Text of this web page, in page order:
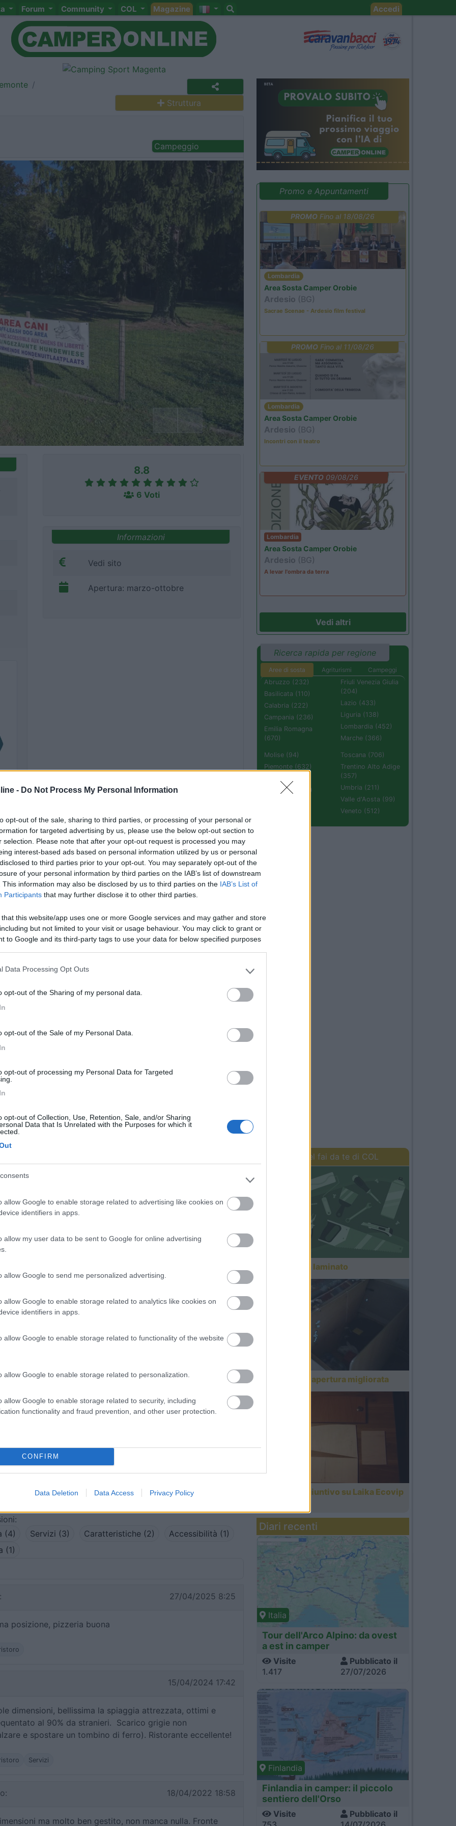
- Do Not Process My Personal Information
opt-out of the sale, sharing to third parties, or processing of your personal or
for targeted advertising by us, please use the below opt-out section to
selection. Please note that after your opt-out request is processed you may
interest-based ads based on personal information utilized by us or personal
to third parties prior to your opt-out. You may separately opt-out of the
of your personal information by third parties on the IAB’s list of downstream
This information may also be disclosed by us to third parties on the IAB’s List of
Participants that may further disclose it to other third parties.
that this website/app uses one or more Google services and may gather and store
but not limited to your visit or usage behaviour. You may click to grant or
to Google and its third-party tags to use your data for below specified purposes
Data Processing Opt Outs
opt-out of the Sharing of my personal data.
opt-out of the Sale of my Personal Data.
opt-out of processing my Personal Data for Targeted
opt-out of Collection, Use, Retention, Sale, and/or Sharing
Data that Is Unrelated with the Purposes for which it
allow Google to enable storage related to advertising like cookies on
identifiers in apps.
allow my user data to be sent to Google for online advertising
allow Google to send me personalized advertising.
allow Google to enable storage related to analytics like cookies on
identifiers in apps.
allow Google to enable storage related to functionality of the website
allow Google to enable storage related to personalization.
allow Google to enable storage related to security, including
functionality and fraud prevention, and other user protection.
CONFIRM
Data Deletion Data Access Privacy Policy
Forum Community COL Magazine Accedi
Struttura
Campeggio
8.8
6 Voti
Informazioni
Vedi sito
Apertura: marzo-ottobre
tra Arona e Stresa, la struttura offre una zona villaggio
con solarium, e un'area separata con 3 tipologie di
allaccio elettrico, 2 edifici sanitari con bagni anche per
zona lavanderia, mini market, animazione, baby club e
service.
Carica foto
(4) Servizi (3) Caratteristiche (2)
Accessibilità (1)
(1)
27/04/2025 8:25
posizione, pizzeria buona
15/04/2024 17:42
dimensioni, bellissima la spiaggia attrezzata, ottimi e
al 90% da stranieri. Scarico grigie non
e spostare un tombino di ferro). Ristorante eccellente!
Servizi
18/04/2022 18:58
ma molto ben gestito, non manca nulla. Fronte
Promo e Appuntamenti
PROMO Fino al 18/08/26
Lombardia
Area Sosta Camper Orobie
Ardesio (BG)
Sacrae Scenae - Ardesio film festival
PROMO Fino al 11/08/26
Lombardia
Area Sosta Camper Orobie
Ardesio (BG)
Incontri con il teatro
EVENTO09/08/26
Lombardia
Area Sosta Camper Orobie
Ardesio (BG)
A levar l'ombra da terra
Vedi altri
Ricerca rapida per regione
Aree di sosta Agriturismi
Campeggi
Abruzzo (232)
Basilicata (110)
Calabria (222)
Campania (236)
Emilia Romagna
(670)
Friuli Venezia Giulia
(204)
Lazio (433)
Liguria (138)
Lombardia (452)
Marche (366)
Molise (94)
Piemonte (632)
Sardegna (336)
Toscana (706)
Trentino Alto Adige
(357)
Umbria (211)
Valle d'Aosta (99)
Veneto (512)
I lavori del fai da te di COL
Pavimento in laminato
Cassapanca, apertura migliorata
Cassetto aggiuntivo su Laika Ecovip
Diari recenti
Italia
Tour dell'Arco Alpino: da ovest
a est in camper
Visite
1.417
Pubblicato il
27/07/2026
Finlandia
Finlandia in camper: il piccolo
sentiero dell'Orso
Visite
Pubblicato il